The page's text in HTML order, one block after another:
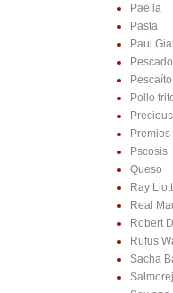
Paella
Pasta
Paul
Pescado
Pollo
Precious
Premios
Pscosis
Queso
Ray
Real
Robert
Rufus
Sacha